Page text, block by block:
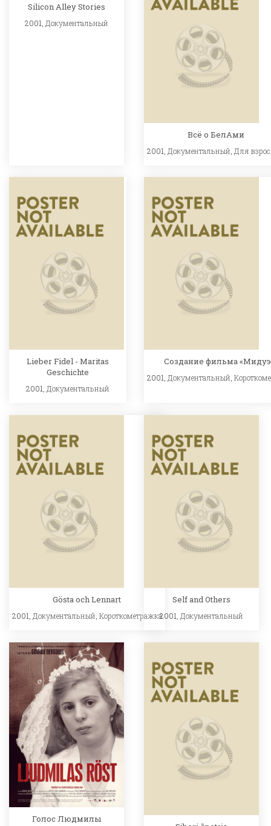
Silicon Alley Stories
2001, Документальный
Всё о БелАми
2001, Документальный Для
Lieber Fidel - Maritas
Geschichte
2001, Документальный
Создание фильма
2001,Документальный,
Gösta och Lennart
2001, Документальный Короткометражка
Self and Others
2001, Документальный
Голос Людмилы